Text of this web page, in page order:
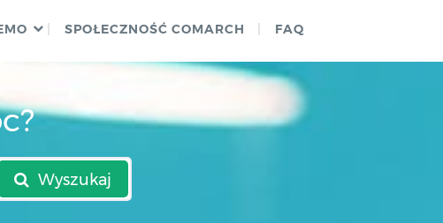
SPOŁECZNOŚĆ COMARCH FAQ
Wyszukaj